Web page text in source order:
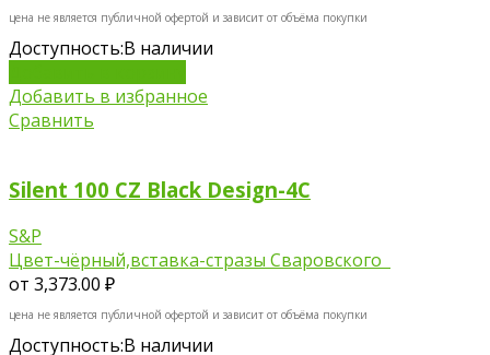
цена не является публичной офертой и зависит от объёма покупки
Доступность:В наличии
Добавить в избранное
Сравнить
Silent 100 CZ Black Design-4C
S&P
Цвет-чёрный,вставка-стразы Сваровского
от 3,373.00 ₽
цена не является публичной офертой и зависит от объёма покупки
Доступность:В наличии